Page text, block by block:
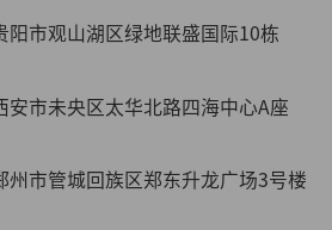
阳市观山湖区绿地联盛国际10栋
安市未央区太华北路四海中心A座
州市管城回族区郑东升龙广场3号楼